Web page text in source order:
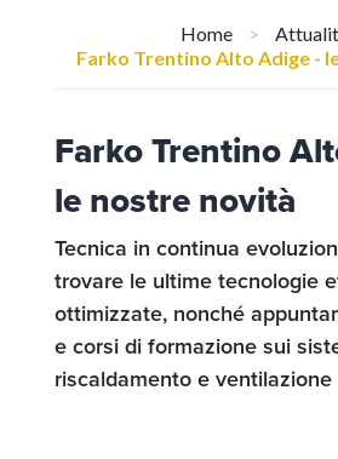
Home >
Farko Trentino Alto Adige -
Farko Trentino
le nostre novità
Tecnica in continua
trovare le ultime tecnologie
ottimizzate, nonché
e corsi di formazione sui
riscaldamento e ventilazione